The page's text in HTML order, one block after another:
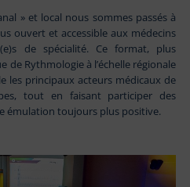
» et local nous sommes passés à
ouvert et accessible aux médecins
de spécialité. Ce format, plus
de Rythmologie à l’échelle régionale
les principaux acteurs médicaux de
tout en faisant participer des
émulation toujours plus positive.